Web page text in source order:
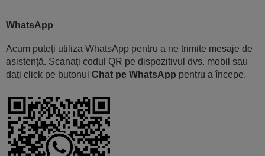
WhatsApp
Acum puteți utiliza WhatsApp pentru a ne trimite mesaje de
asistență. Scanați codul QR pe dispozitivul dvs. mobil sau
dați click pe butonul Chat pe WhatsApp pentru a începe.